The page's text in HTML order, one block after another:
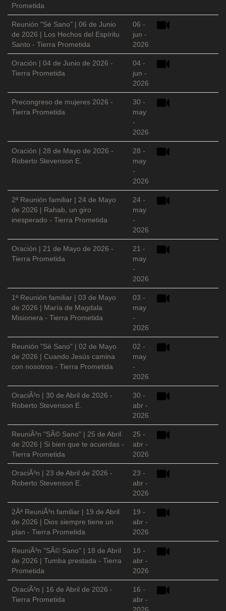
Prometida
Reunión "Sé Sano" | 06 de Junio
de 2026 | Los Hechos del Espíritu
Santo - Tierra Prometida
06 -
jun -
2026
Oración | 04 de Junio de 2026 -
Tierra Prometida
04 -
jun -
2026
Precongreso de mujeres 2026 -
Tierra Prometida
30 -
may
-
2026
Oración | 28 de Mayo de 2026 -
Roberto Stevenson E.
28 -
may
-
2026
2ª Reunión familiar | 24 de Mayo
de 2026 | Rahab, un giro
inesperado - Tierra Prometida
24 -
may
-
2026
Oración | 21 de Mayo de 2026 -
Tierra Prometida
21 -
may
-
2026
1ª Reunión familiar | 03 de Mayo
de 2026 | María de Magdala
Misionera - Tierra Prometida
03 -
may
-
2026
Reunión "Sé Sano" | 02 de Mayo
de 2026 | Cuando Jesús camina
con nosotros - Tierra Prometida
02 -
may
-
2026
OraciÃ³n | 30 de Abril de 2026 -
Roberto Stevenson E.
30 -
abr -
2026
ReuniÃ³n "SÃ© Sano" | 25 de Abril
de 2026 | Si bien que te acuerdas -
Tierra Prometida
25 -
abr -
2026
OraciÃ³n | 23 de Abril de 2026 -
Roberto Stevenson E.
23 -
abr -
2026
2Âª ReuniÃ³n familiar | 19 de Abril
de 2026 | Dios siempre tiene un
plan - Tierra Prometida
19 -
abr -
2026
ReuniÃ³n "SÃ© Sano" | 18 de Abril
de 2026 | Tumba prestada - Tierra
Prometida
18 -
abr -
2026
OraciÃ³n | 16 de Abril de 2026 -
Tierra Prometida
16 -
abr -